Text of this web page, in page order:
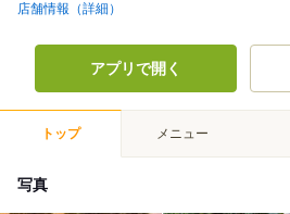
店舗情報（詳細）
アプリで開く
トップ メニュー
写真